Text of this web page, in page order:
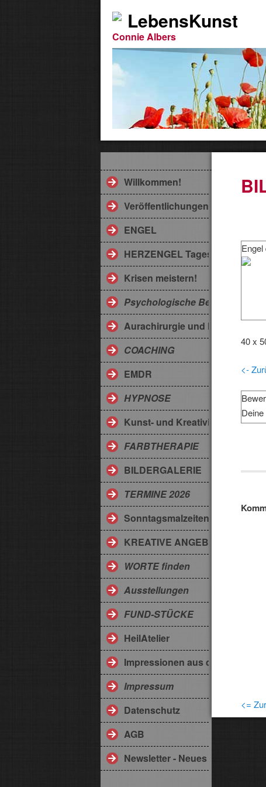
LebensKunst
Connie Albers
Willkommen!
Veröffentlichungen
ENGEL
HERZENGEL Tageskarte
Krisen meistern!
Psychologische Beratung
Aurachirurgie und Medicodes
COACHING
EMDR
HYPNOSE
Kunst- und Kreativitätstherapie
FARBTHERAPIE
BILDERGALERIE
TERMINE 2026
Sonntagsmalzeiten
KREATIVE ANGEBOTE
WORTE finden
Ausstellungen
FUND-STÜCKE
HeilAtelier
Impressionen aus dem
Impressum
Datenschutz
AGB
Newsletter - Neues aus der
40 x
<-
<=